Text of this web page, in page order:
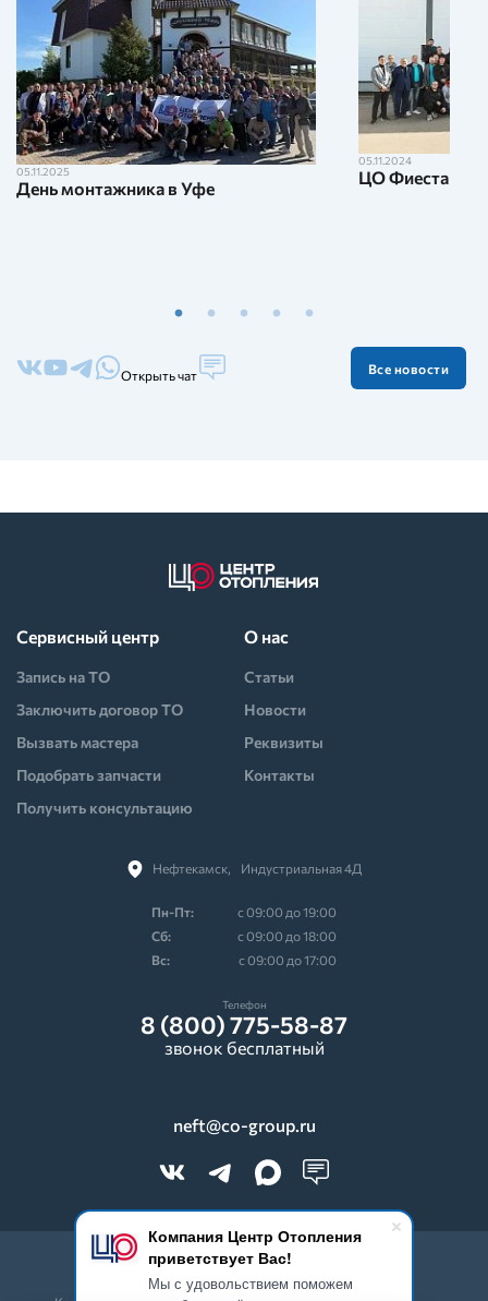
05.11.2025
День монтажника в Уфе
05.11.2024
ЦО Фиеста
Открыть чат Все новости
Нефтекамск,⠀Индустриальная 4Д
Пн-Пт:
с 09:00 до 19:00
Cб:
с 09:00 до 18:00
Вс:
с 09:00 до 17:00
Сервисный центр
Запись на ТО
Заключить договор ТО
Вызвать мастера
Подобрать запчасти
Получить консультацию
О нас
Статьи
Новости
Реквизиты
Контакты
Телефон
8 (800) 775-58-87
звонок бесплатный
neft@co-group.ru
© 2026 CO-Group. Все права защищены.
Компания Центр Отопления
приветствует Вас!
Мы с удовольствием поможем